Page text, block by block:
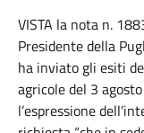
VISTA la nota n.
Presidente della
ha inviato gli esiti
agricole del 3
l’espressione